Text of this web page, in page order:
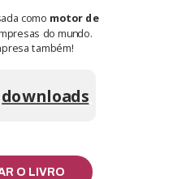
O LIVRO
downloads
como motor de
do mundo.
também!